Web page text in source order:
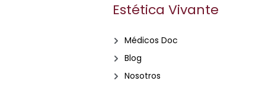
Estética Vivante
Médicos Doc
Blog
Nosotros